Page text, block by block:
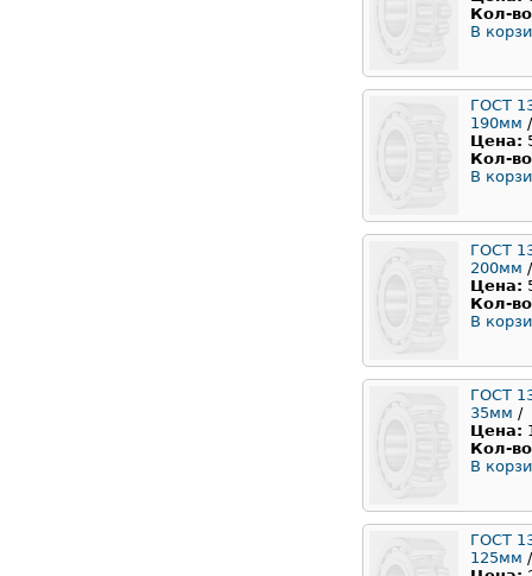
Кол-
В
ГОСТ
190мм /
Цена:
Кол-
В
ГОСТ
200мм /
Цена:
Кол-
В
ГОСТ
35мм /
Цена:
Кол-
В
ГОСТ
125мм /